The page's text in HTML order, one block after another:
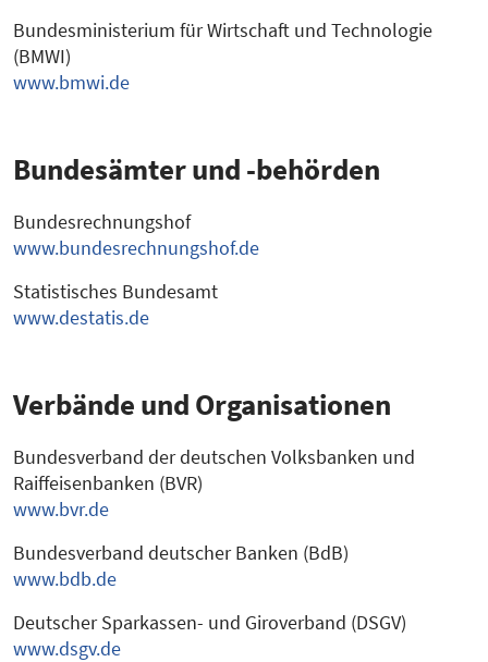
Bundesministerium für Wirtschaft und Technologie
(BMWI)
www.bmwi.de
Bundesämter und -behörden
Bundesrechnungshof
www.bundesrechnungshof.de
Statistisches Bundesamt
www.destatis.de
Verbände und Organisationen
Bundesverband der deutschen Volksbanken und
Raiffeisenbanken (BVR)
www.bvr.de
Bundesverband deutscher Banken (BdB)
www.bdb.de
Deutscher Sparkassen- und Giroverband (DSGV)
www.dsgv.de